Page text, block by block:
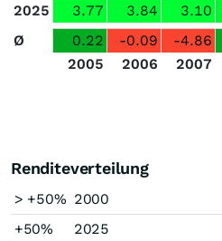
2025
3.77 3.84 3.10
Ø
0.22 -0.09 -4.86
2005
2006 2007
Renditeverteilung
> +50% 2000
+50%
2025